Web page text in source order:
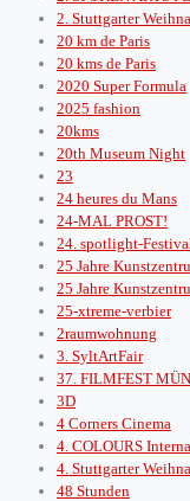
2. Stuttgarter
20 km de Paris
20 kms de Paris
2020 Super Formula
2025 fashion
20kms
20th Museum Night
23
24 heures du Mans
24-MAL PROST!
24. spotlight-
25 Jahre
25 Jahre
25-xtreme-verbier
2raumwohnung
3. SyltArtFair
37. FILMFEST
3D
4 Corners Cinema
4. COLOURS
4. Stuttgarter
48 Stunden